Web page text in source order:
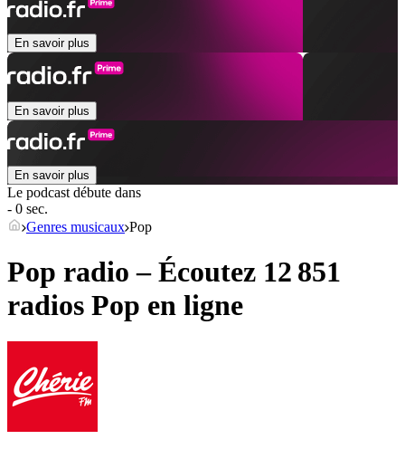
En savoir plus
En savoir plus
En savoir plus
Le podcast débute dans
- 0 sec.
Genres musicaux Pop
Pop radio – Écoutez 12 851
radios Pop en ligne